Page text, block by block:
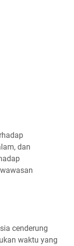
dan
cenderung
waktu yang